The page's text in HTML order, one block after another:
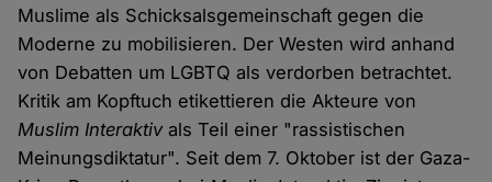
Muslime als Schicksalsgemeinschaft gegen die
Moderne zu mobilisieren. Der Westen wird anhand
von Debatten um LGBTQ als verdorben betrachtet.
Kritik am Kopftuch etikettieren die Akteure von
Muslim Interaktivals Teil einer "rassistischen
Meinungsdiktatur". Seit dem 7. Oktober ist der Gaza-